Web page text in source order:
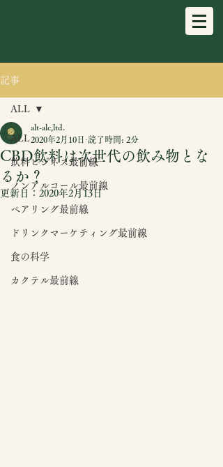
記事
ALL
飲料ビジネス最前線
ノンアルコール最前線
ペアリング最前線
ドリンクマーケティング最前線
食の科学
カクテル最前線
ALL
CBD飲料は次世代の飲み物とな
るか？
alt-alc,ltd.
2020年2月10日 読了時間: 2分
更新日： 2020年2月13日